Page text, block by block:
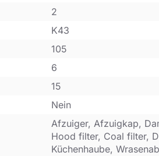
2
K43
105
6
15
Nein
Afzuiger, Afzuigkap,
Hood filter, Coal filter,
Küchenhaube,